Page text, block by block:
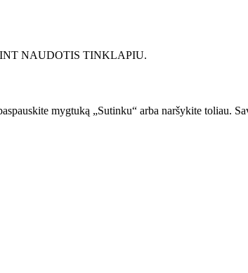
NAUDOTIS TINKLAPIU.
mygtuką „Sutinku“ arba naršykite toliau.